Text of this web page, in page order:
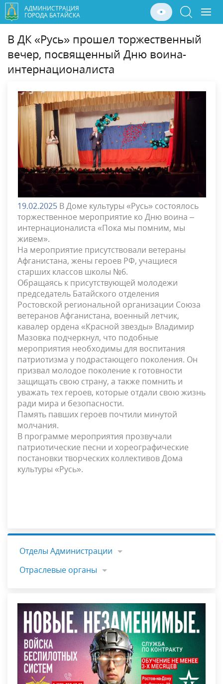
АДМИНИСТРАЦИЯ
ГОРОДА БАТАЙСКА
В ДК «Русь» прошел торжественный
вечер, посвященный Дню воина-
интернационалиста
19.02.2025 В Доме культуры «Русь» состоялось
торжественное мероприятие ко Дню воина –
интернационалиста «Пока мы помним, мы
живем».
На мероприятие присутствовали ветераны
Афганистана, жены героев РФ, учащиеся
старших классов школы №6.
Обращаясь к присутствующей молодежи
председатель Батайского отделения
Ростовской региональной организации Союза
ветеранов Афганистана, военный летчик,
кавалер ордена «Красной звезды» Владимир
Мазовка подчеркнул, что подобные
мероприятия необходимы для воспитания
патриотизма у подрастающего поколения. Он
призвал молодое поколение к готовности
защищать свою страну, а также помнить и
уважать тех героев, которые отдали свою жизнь
ради мира и безопасности.
Память павших героев почтили минутой
молчания.
В программе мероприятия прозвучали
патриотические песни и хореографические
постановки творческих коллективов Дома
культуры «Русь».
Отделы Администрации
Отраслевые органы